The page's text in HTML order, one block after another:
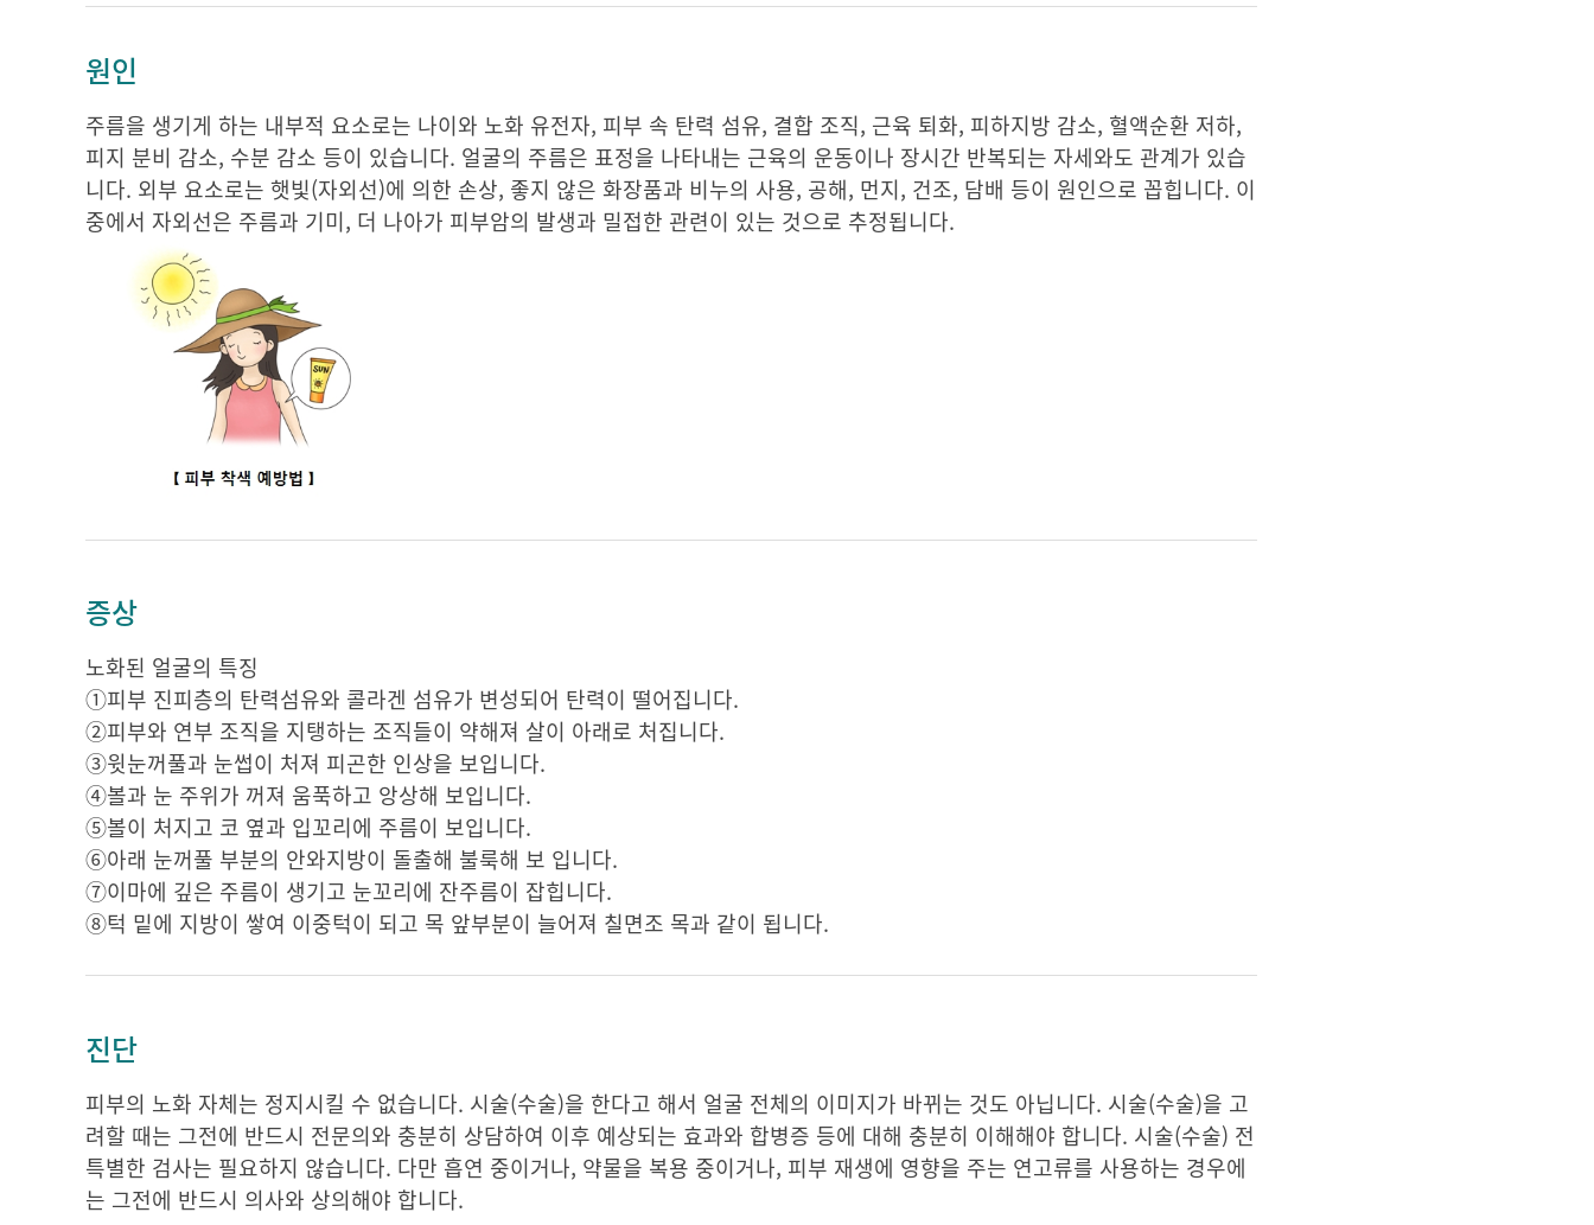
원인
주름을 생기게 하는 내부적 요소로는 나이와 노화 유전자, 피부 속 탄력 섬유, 결합 조직, 근육 퇴화, 피하지방 감소, 혈액순환 저하,
피지 분비 감소, 수분 감소 등이 있습니다. 얼굴의 주름은 표정을 나타내는 근육의 운동이나 장시간 반복되는 자세와도 관계가 있습
니다. 외부 요소로는 햇빛(자외선)에 의한 손상, 좋지 않은 화장품과 비누의 사용, 공해, 먼지, 건조, 담배 등이 원인으로 꼽힙니다. 이
중에서 자외선은 주름과 기미, 더 나아가 피부암의 발생과 밀접한 관련이 있는 것으로 추정됩니다.
증상
노화된 얼굴의 특징
①피부 진피층의 탄력섬유와 콜라겐 섬유가 변성되어 탄력이 떨어집니다.
②피부와 연부 조직을 지탱하는 조직들이 약해져 살이 아래로 처집니다.
③윗눈꺼풀과 눈썹이 처져 피곤한 인상을 보입니다.
④볼과 눈 주위가 꺼져 움푹하고 앙상해 보입니다.
⑤볼이 처지고 코 옆과 입꼬리에 주름이 보입니다.
⑥아래 눈꺼풀 부분의 안와지방이 돌출해 불룩해 보 입니다.
⑦이마에 깊은 주름이 생기고 눈꼬리에 잔주름이 잡힙니다.
⑧턱 밑에 지방이 쌓여 이중턱이 되고 목 앞부분이 늘어져 칠면조 목과 같이 됩니다.
진단
피부의 노화 자체는 정지시킬 수 없습니다. 시술(수술)을 한다고 해서 얼굴 전체의 이미지가 바뀌는 것도 아닙니다. 시술(수술)을 고
려할 때는 그전에 반드시 전문의와 충분히 상담하여 이후 예상되는 효과와 합병증 등에 대해 충분히 이해해야 합니다. 시술(수술) 전
특별한 검사는 필요하지 않습니다. 다만 흡연 중이거나, 약물을 복용 중이거나, 피부 재생에 영향을 주는 연고류를 사용하는 경우에
는 그전에 반드시 의사와 상의해야 합니다.